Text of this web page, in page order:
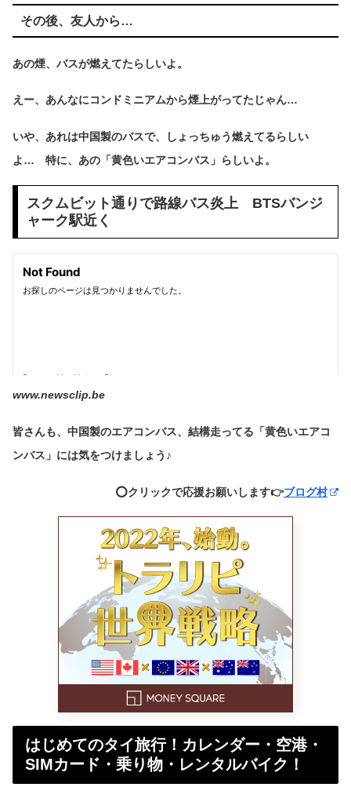
その後、友人から…
あの煙、バスが燃えてたらしいよ。
えー、あんなにコンドミニアムから煙上がってたじゃん…
いや、あれは中国製のバスで、しょっちゅう燃えてるらしい
よ… 特に、あの「黄色いエアコンバス」らしいよ。
スクムビット通りで路線バス炎上 BTSバンジ
ャーク駅近く
www.newsclip.be
皆さんも、中国製のエアコンバス、結構走ってる「黄色いエアコ
ンバス」には気をつけましょう♪
⭕️クリックで応援お願いします👉ブログ村
はじめてのタイ旅行！カレンダー・空港・
SIMカード・乗り物・レンタルバイク！